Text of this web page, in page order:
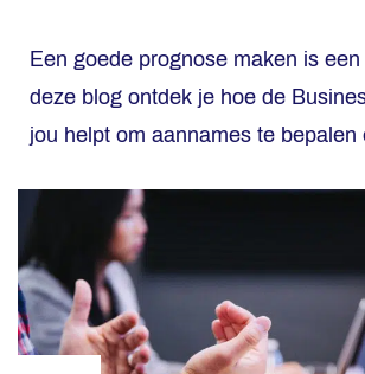
Een goede prognose maken is
deze blog ontdek je hoe de
jou helpt om aannames te bepalen